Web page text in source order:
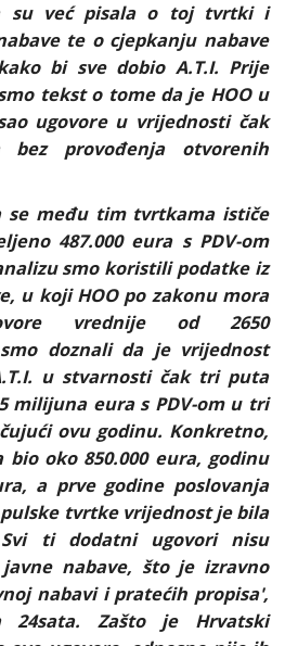
su već pisala o toj tvrtki i
te o cjepkanju nabave
bi sve dobio A.T.I. Prije
tekst o tome da je HOO u
ugovore u vrijednosti čak
provođenja otvorenih
se među tim tvrtkama ističe
487.000 eura s PDV-om
smo koristili podatke iz
u koji HOO po zakonu mora
vrednije od 2650
doznali da je vrijednost
u stvarnosti čak tri puta
milijuna eura s PDV-om u tri
ovu godinu. Konkretno,
oko 850.000 eura, godinu
a prve godine poslovanja
tvrtke vrijednost je bila
ti dodatni ugovori nisu
nabave, što je izravno
nabavi i pratećih propisa',
24sata. Zašto je Hrvatski